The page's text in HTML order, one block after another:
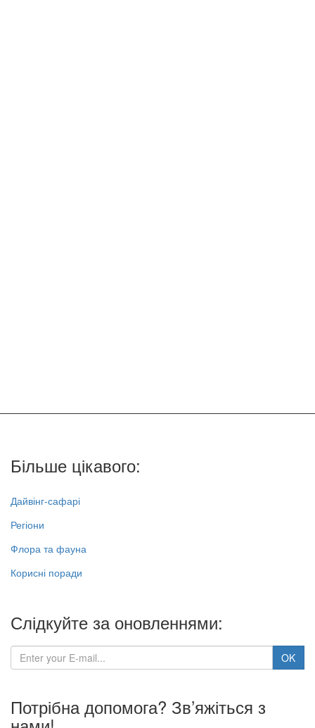
Більше цікавого:
Дайвінг-сафарі
Регіони
Флора та фауна
Корисні поради
Слідкуйте за оновленнями:
Потрібна допомога? Зв’яжіться з